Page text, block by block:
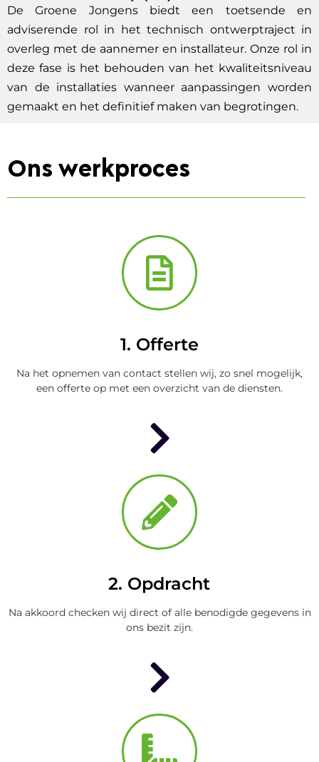
De Groene Jongens biedt een toetsende en
adviserende rol in het technisch ontwerptraject in
overleg met de aannemer en installateur. Onze rol in
deze fase is het behouden van het kwaliteitsniveau
van de installaties wanneer aanpassingen worden
gemaakt en het definitief maken van begrotingen.
Ons werkproces
1. Offerte
Na het opnemen van contact stellen wij, zo snel mogelijk,
een offerte op met een overzicht van de diensten.
2. Opdracht
Na akkoord checken wij direct of alle benodigde gegevens in
ons bezit zijn.